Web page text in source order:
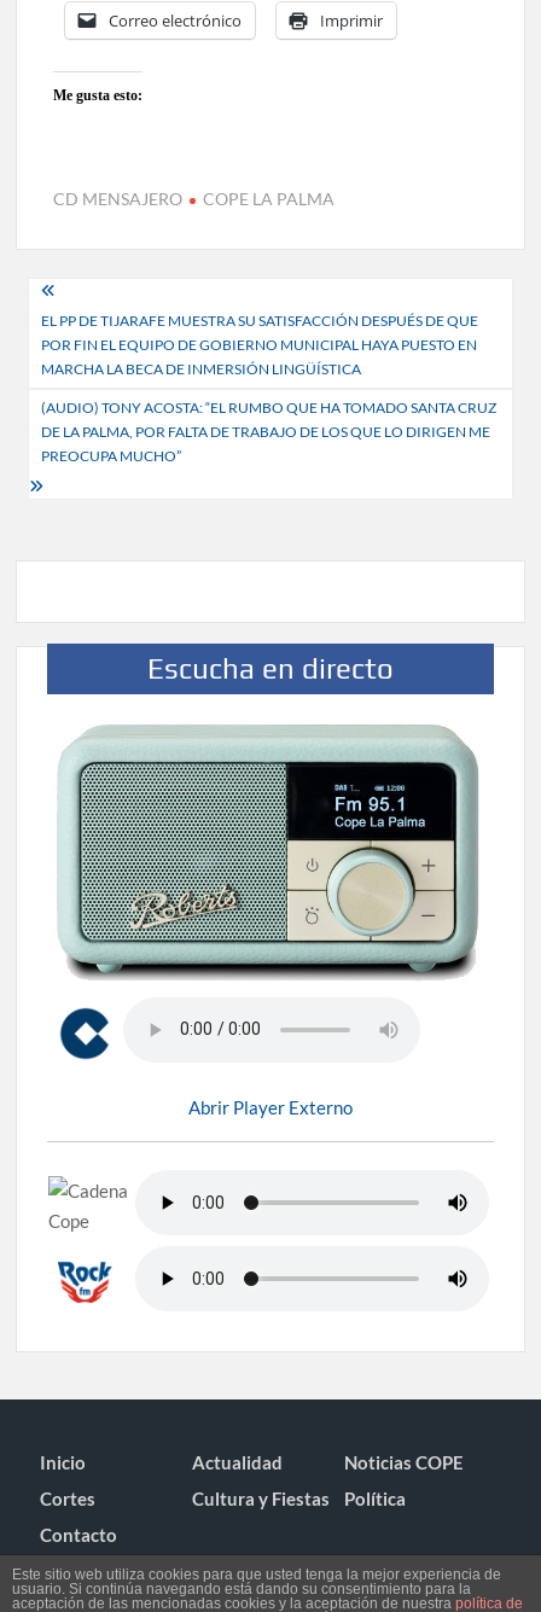
Correo electrónico Imprimir
Me gusta esto:
CD MENSAJERO COPE LA PALMA
Navegación
de
entradas
EL PP DE TIJARAFE MUESTRA SU SATISFACCIÓN DESPUÉS DE QUE
POR FIN EL EQUIPO DE GOBIERNO MUNICIPAL HAYA PUESTO EN
MARCHA LA BECA DE INMERSIÓN LINGÜÍSTICA
(AUDIO) TONY ACOSTA: “EL RUMBO QUE HA TOMADO SANTA CRUZ
DE LA PALMA, POR FALTA DE TRABAJO DE LOS QUE LO DIRIGEN ME
PREOCUPA MUCHO”
Escucha en directo
Abrir Player Externo
Inicio Actualidad
Noticias COPE
Cortes
Cultura y Fiestas
Política
Contacto
Este sitio web utiliza cookies para que usted tenga la mejor experiencia de
usuario. Si continúa navegando está dando su consentimiento para la
aceptación de las mencionadas cookies y la aceptación de nuestra política de